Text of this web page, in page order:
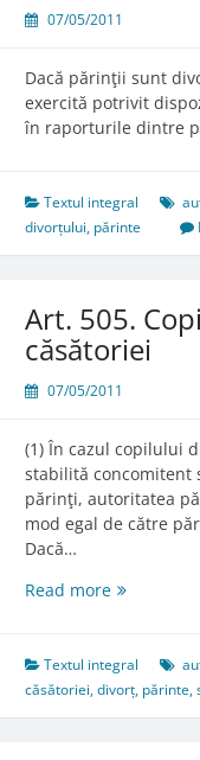
07/05/2011
Dacă părinţii sunt
exercită potrivit
în raporturile dintre
Textul integral
divorțului, părinte
Art. 505.
căsătoriei
07/05/2011
(1) În cazul copilului
stabilită concomitent
părinţi, autoritatea
mod egal de către
Dacă…
Read moreArt.
din
afara
căsătoriei
Textul integral
căsătoriei,divorț, părinte,